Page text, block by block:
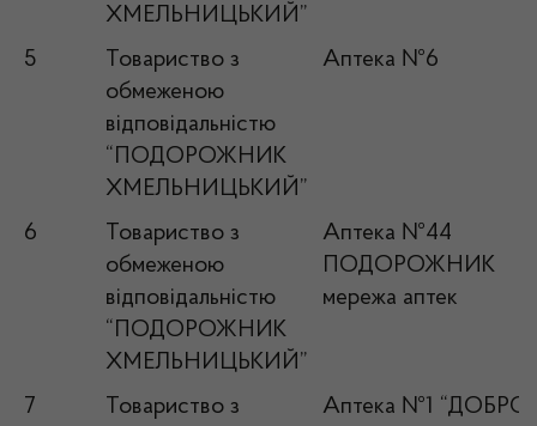
ХМЕЛЬНИЦЬКИЙ”
5
Товариство з
обмеженою
відповідальністю
“ПОДОРОЖНИК
ХМЕЛЬНИЦЬКИЙ”
Аптека №6
6
Товариство з
обмеженою
відповідальністю
“ПОДОРОЖНИК
ХМЕЛЬНИЦЬКИЙ”
Аптека №44
ПОДОРОЖНИК
мережа аптек
7
Товариство з
Аптека №1 “ДОБРО”